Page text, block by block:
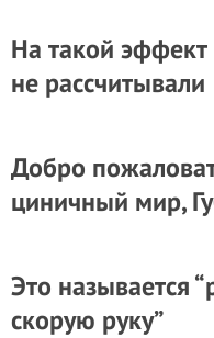
На такой
не рассчитывали
Добро
циничный мир,
Это называется
скорую руку”